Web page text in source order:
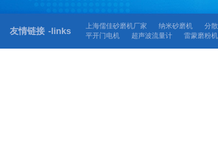
友情链接 -links
上海儒佳砂磨机厂家 纳米砂磨机
分
平开门电机
超声波流量计 雷蒙磨粉机